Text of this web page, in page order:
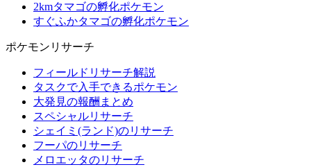
2kmタマゴの孵化ポケモン
すぐふかタマゴの孵化ポケモン
ポケモンリサーチ
フィールドリサーチ解説
タスクで入手できるポケモン
大発見の報酬まとめ
スペシャルリサーチ
シェイミ(ランド)のリサーチ
フーパのリサーチ
メロエッタのリサーチ